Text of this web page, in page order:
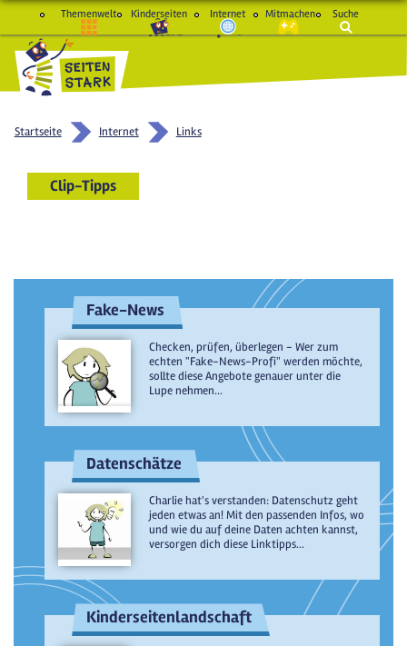
Themenwelt Kinderseiten Internet Mitmachen Suche
macht Spaß und schlau
Startseite Internet Links
Clip-Tipps
Fake-News
Checken, prüfen, überlegen - Wer zum
echten "Fake-News-Profi" werden möchte,
sollte diese Angebote genauer unter die
Lupe nehmen...
Datenschätze
Charlie hat's verstanden: Datenschutz geht
jeden etwas an! Mit den passenden Infos, wo
und wie du auf deine Daten achten kannst,
versorgen dich diese Linktipps...
Kinderseitenlandschaft